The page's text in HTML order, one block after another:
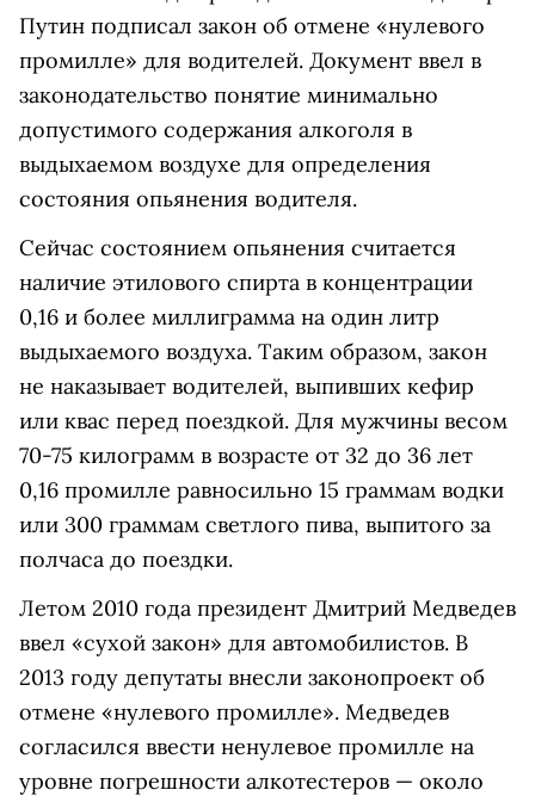
Путин подписал закон об отмене «нулевого
промилле» для водителей. Документ ввел в
законодательство понятие минимально
допустимого содержания алкоголя в
выдыхаемом воздухе для определения
состояния опьянения водителя.
Сейчас состоянием опьянения считается
наличие этилового спирта в концентрации
0,16 и более миллиграмма на один литр
выдыхаемого воздуха. Таким образом, закон
не наказывает водителей, выпивших кефир
или квас перед поездкой. Для мужчины весом
70-75 килограмм в возрасте от 32 до 36 лет
0,16 промилле равносильно 15 граммам водки
или 300 граммам светлого пива, выпитого за
полчаса до поездки.
Летом 2010 года президент Дмитрий Медведев
ввел «сухой закон» для автомобилистов. В
2013 году депутаты внесли законопроект об
отмене «нулевого промилле». Медведев
согласился ввести ненулевое промилле на
уровне погрешности алкотестеров — около